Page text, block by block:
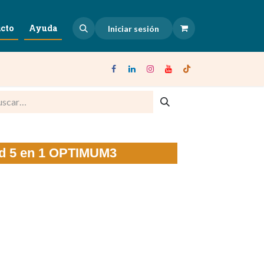
Ayuda Iniciar sesión
5 en 1 OPTIMUM3